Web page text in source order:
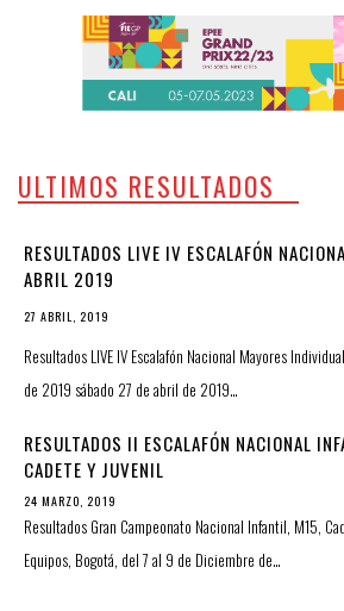
ULTIMOS RESULTADOS
RESULTADOS LIVE IV ESCALAFÓN
ABRIL 2019
27 ABRIL, 2019
Resultados LIVE IV Escalafón Nacional Mayores
de 2019 sábado 27 de abril de 2019…
RESULTADOS II ESCALAFÓN NACIONAL
CADETE Y JUVENIL
24 MARZO, 2019
Resultados Gran Campeonato Nacional Infantil, M15,
Equipos, Bogotá, del 7 al 9 de Diciembre de…